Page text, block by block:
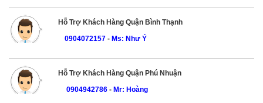
Hỗ Trợ Khách Hàng Quận Bình Thạnh
0904072157- Ms: Như Ý
Hỗ Trợ Khách Hàng Quận Phú Nhuận
0904942786- Mr: Hoàng